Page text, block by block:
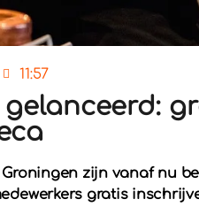
11:57
gelanceerd:
zijn vanaf nu
gratis